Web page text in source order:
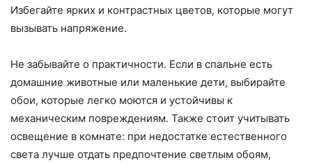
Избегайте ярких и контрастных цветов, которые могут
вызывать напряжение.
Не забывайте о практичности. Если в спальне есть
домашние животные или маленькие дети, выбирайте
обои, которые легко моются и устойчивы к
механическим повреждениям. Также стоит учитывать
освещение в комнате: при недостатке естественного
света лучше отдать предпочтение светлым обоям,